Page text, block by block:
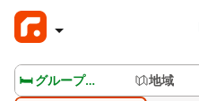
🛏️ グループルームを見る 地域